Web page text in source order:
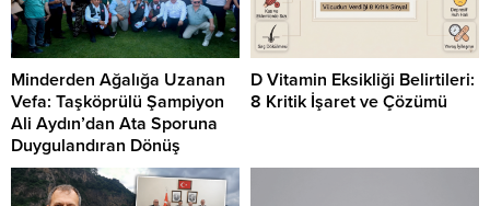
Minderden Ağalığa Uzanan
Vefa: Taşköprülü Şampiyon
Ali Aydın’dan Ata Sporuna
Duygulandıran Dönüş
D Vitamin Eksikliği Belirtileri:
8 Kritik İşaret ve Çözümü